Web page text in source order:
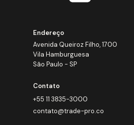
Endereço
Avenida Queiroz Filho, 1700
Vila Hamburguesa
São Paulo - SP
Contato
+55 11 3835-3000
contato@trade-pro.co